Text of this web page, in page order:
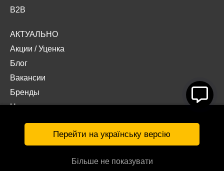
B2B
АКТУАЛЬНО
Акции /Уценка
Блог
Вакансии
Бренды
Наши проекты
Документы
© Интернет-магазин «Acropolis» 2026
Перейти на українську версію
Більше не показувати